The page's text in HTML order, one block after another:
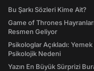
Bu Şarkı Sözleri Kime Ait?
Game of Thrones
Resmen Geliyor
Psikologlar Açıkladı: Yemek
Psikolojik Nedeni
Yazın En Büyük Sürprizi